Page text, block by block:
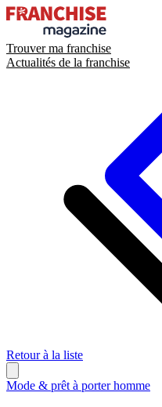
Trouver ma franchise
Actualités de la franchise
Retour à la liste
Mode & prêt à porter homme